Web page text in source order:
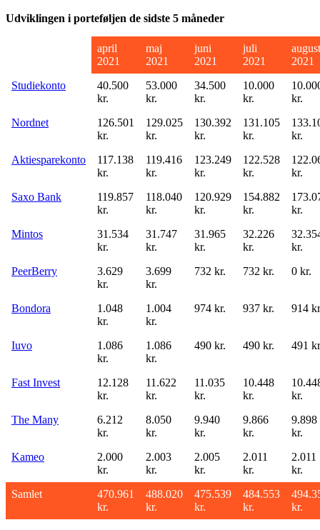
Udviklingen i porteføljen de sidste 5 måneder
april
2021
maj
2021
juni
2021
juli
2021
august
2021
Studiekonto
40.500
kr.
53.000
kr.
34.500
kr.
10.000
kr.
kr.
Nordnet
126.501
kr.
129.025
kr.
130.392
kr.
131.105
kr.
kr.
Aktiesparekonto
117.138
kr.
119.416
kr.
123.249
kr.
122.528
kr.
kr.
Saxo Bank
119.857
kr.
118.040
kr.
120.929
kr.
154.882
kr.
kr.
Mintos
31.534
kr.
31.747
kr.
31.965
kr.
32.226
kr.
kr.
PeerBerry
3.629
kr.
3.699
kr.
732 kr. 732 kr. 0 kr.
Bondora
1.048
kr.
1.004
kr.
974 kr. 937 kr. 914
Iuvo
1.086
kr.
1.086
kr.
490 kr. 490 kr. 491
Fast Invest
12.128
kr.
11.622
kr.
11.035
kr.
10.448
kr.
kr.
The Many
6.212
kr.
8.050
kr.
9.940
kr.
9.866
kr.
9.898
kr.
Kameo
2.000
kr.
2.003
kr.
2.005
kr.
2.011
kr.
2.011
kr.
Samlet
470.961
kr.
488.020
kr.
475.539
kr.
484.553
kr.
kr.